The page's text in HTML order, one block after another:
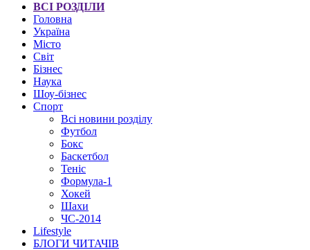
ВСІ РОЗДІЛИ
Головна
Україна
Місто
Світ
Бізнес
Наука
Шоу-бізнес
Спорт
Всі новини розділу
Футбол
Бокс
Баскетбол
Теніс
Формула-1
Хокей
Шахи
ЧС-2014
Lifestyle
БЛОГИ ЧИТАЧІВ